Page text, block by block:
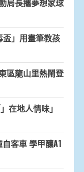
局長攜夢想家球
」用畫筆教孩
區龍山里熱鬧登
在地人情味」
客車 學甲釀A1